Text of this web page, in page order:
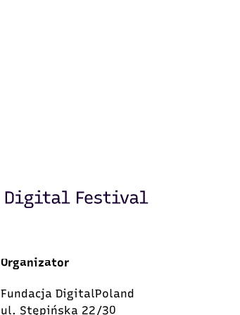
Organizator
Fundacja DigitalPoland
ul. Stępińska 22/30